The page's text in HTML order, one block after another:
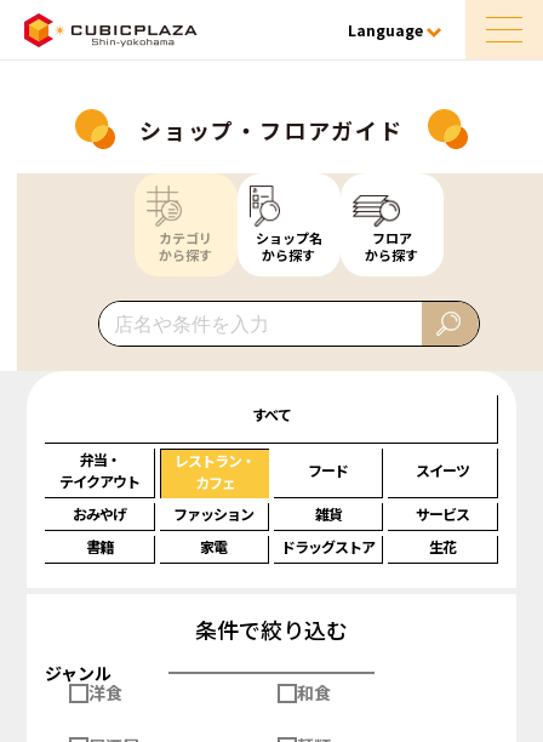
Language
ショップ・フロアガイド
カテゴリ
から探す
ショップ名
から探す
フロア
から探す
すべて
弁当・
テイクアウト
レストラン・
カフェ
フード スイーツ
おみやげ ファッション 雑貨
サービス
書籍
家電 ドラッグストア 生花
条件で絞り込む
ジャンル
洋食
和食